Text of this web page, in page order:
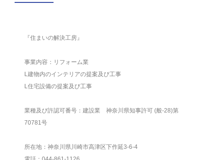
『住まいの解決工房』
事業内容：リフォーム業
L建物内のインテリアの提案及び工事
L住宅設備の提案及び工事
業種及び許認可番号：建設業 神奈川県知事許可 (般-28)第
70781号
所在地：神奈川県川崎市高津区下作延3-6-4